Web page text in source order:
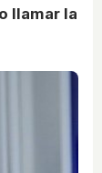
llamar la